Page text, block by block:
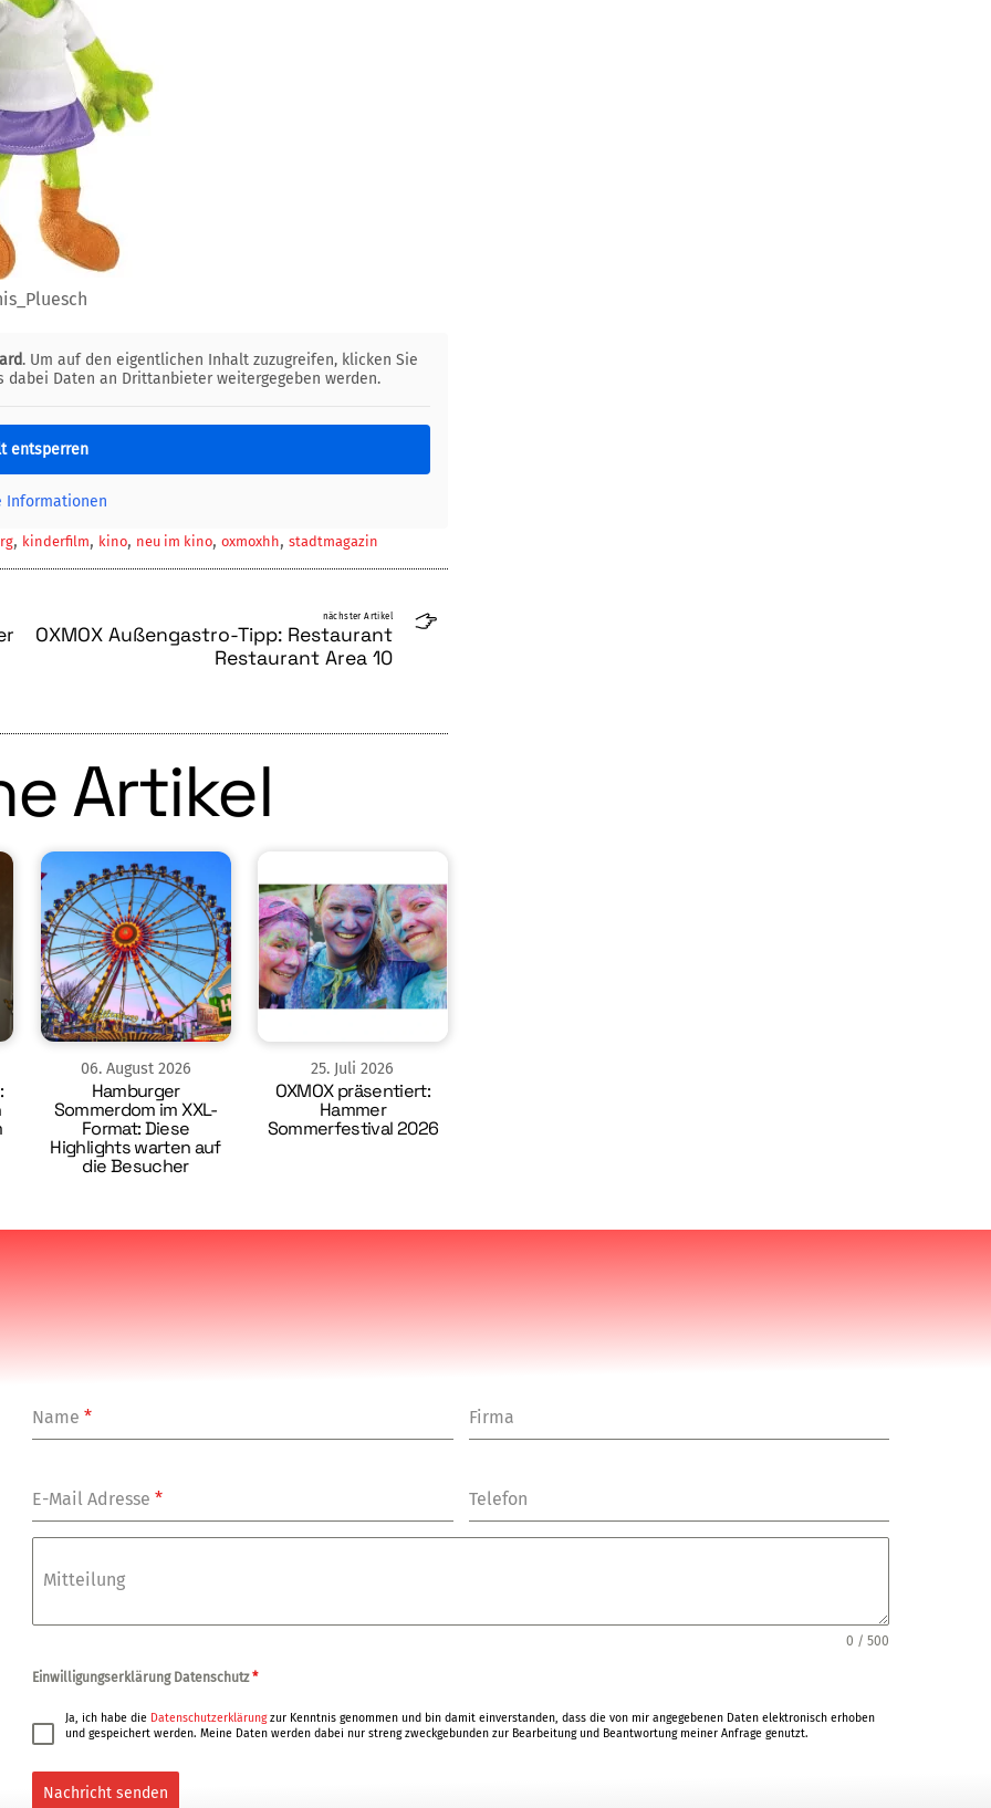
. Um auf den eigentlichen Inhalt zuzugreifen, klicken Sie
Daten an Drittanbieter weitergegeben werden.
entsperren
Informationen
, kinderfilm, kino, neu im kino,oxmoxhh,stadtmagazin
nächster Artikel
OXMOX Außengastro-Tipp: Restaurant
Restaurant Area 10
Artikel
06. August 2026
Hamburger
Sommerdom im XXL-
Format: Diese
Highlights warten auf
die Besucher
25. Juli 2026
OXMOX präsentiert:
Hammer
Sommerfestival 2026
Name* Firma
E-Mail Adresse* Telefon
Mitteilung
0 / 500
Einwilligungserklärung Datenschutz*
Ja, ich habe die Datenschutzerklärungzur Kenntnis genommen und bin damit einverstanden, dass die von mir angegebenen Daten elektronisch erhoben
und gespeichert werden. Meine Daten werden dabei nur streng zweckgebunden zur Bearbeitung und Beantwortung meiner Anfrage genutzt.
Nachricht senden